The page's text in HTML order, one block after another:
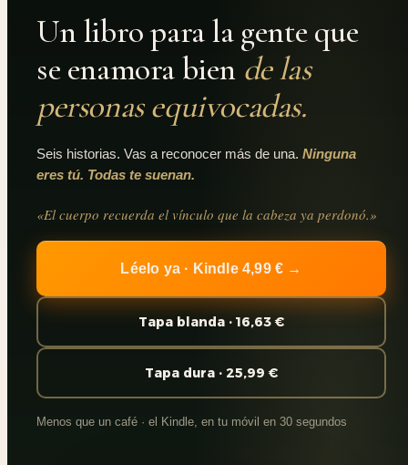
Un libro para la gente que
se enamora bien de las
personas equivocadas.
Seis historias. Vas a reconocer más de una. Ninguna
eres tú. Todas te suenan.
«El cuerpo recuerda el vínculo que la cabeza ya perdonó.»
Léelo ya · Kindle 4,99 € →
Tapa blanda · 16,63 €
Tapa dura · 25,99 €
Menos que un café · el Kindle, en tu móvil en 30 segundos